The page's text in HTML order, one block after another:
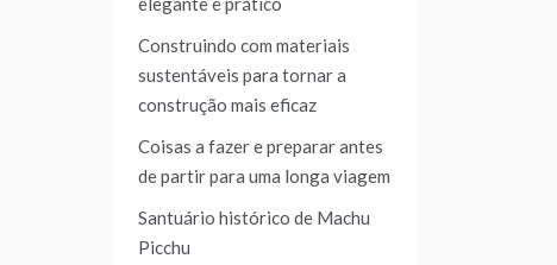
Construindo com materiais
sustentáveis para tornar a
construção mais eficaz
Coisas a fazer e preparar antes
de partir para uma longa viagem
Santuário histórico de Machu
Picchu